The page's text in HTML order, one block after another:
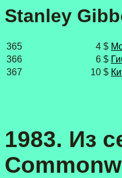
Stanley
365 4 $
366
6 $
367
10 $
1983. Из